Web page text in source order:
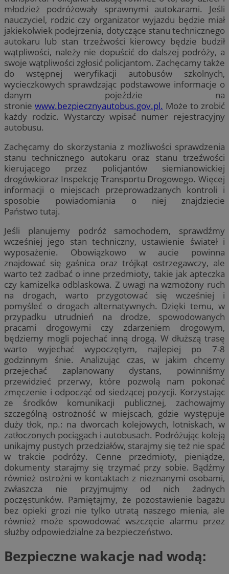
młodzież podróżowały sprawnymi autokarami. Jeśli
nauczyciel, rodzic czy organizator wyjazdu będzie miał
jakiekolwiek podejrzenia, dotyczące stanu technicznego
autokaru lub stan trzeźwości kierowcy będzie budził
wątpliwości, należy nie dopuścić do dalszej podróży, a
swoje wątpliwości zgłosić policjantom. Zachęcamy także
do wstępnej weryfikacji autobusów szkolnych,
wycieczkowych sprawdzając podstawowe informacje o
danym pojeździe na
stronie www.bezpiecznyautobus.gov.pl. Może to zrobić
każdy rodzic. Wystarczy wpisać numer rejestracyjny
autobusu.
Zachęcamy do skorzystania z możliwości sprawdzenia
stanu technicznego autokaru oraz stanu trzeźwości
kierującego przez policjantów siemianowickiej
drogówkioraz Inspekcję Transportu Drogowego. Więcej
informacji o miejscach przeprowadzanych kontroli i
sposobie powiadomiania o niej znajdziecie
Państwo tutaj.
Jeśli planujemy podróż samochodem, sprawdźmy
wcześniej jego stan techniczny, ustawienie świateł i
wyposażenie. Obowiązkowo w aucie powinna
znajdować się gaśnica oraz trójkąt ostrzegawczy, ale
warto też zadbać o inne przedmioty, takie jak apteczka
czy kamizelka odblaskowa. Z uwagi na wzmożony ruch
na drogach, warto przygotować się wcześniej i
pomyśleć o drogach alternatywnych. Dzięki temu, w
przypadku utrudnień na drodze, spowodowanych
pracami drogowymi czy zdarzeniem drogowym,
będziemy mogli pojechać inną drogą. W dłuższą trasę
warto wyjechać wypoczętym, najlepiej po 7-8
godzinnym śnie. Analizując czas, w jakim chcemy
przejechać zaplanowany dystans, powinniśmy
przewidzieć przerwy, które pozwolą nam pokonać
zmęczenie i odpocząć od siedzącej pozycji. Korzystając
ze środków komunikacji publicznej, zachowajmy
szczególną ostrożność w miejscach, gdzie występuje
duży tłok, np.: na dworcach kolejowych, lotniskach, w
zatłoczonych pociągach i autobusach. Podróżując koleją
unikajmy pustych przedziałów, starajmy się też nie spać
w trakcie podróży. Cenne przedmioty, pieniądze,
dokumenty starajmy się trzymać przy sobie. Bądźmy
również ostrożni w kontaktach z nieznanymi osobami,
zwłaszcza nie przyjmujmy od nich żadnych
poczęstunków. Pamiętajmy, że pozostawienie bagażu
bez opieki grozi nie tylko utratą naszego mienia, ale
również może spowodować wszczęcie alarmu przez
służby odpowiedzialne za bezpieczeństwo.
Bezpieczne wakacje nad wodą: